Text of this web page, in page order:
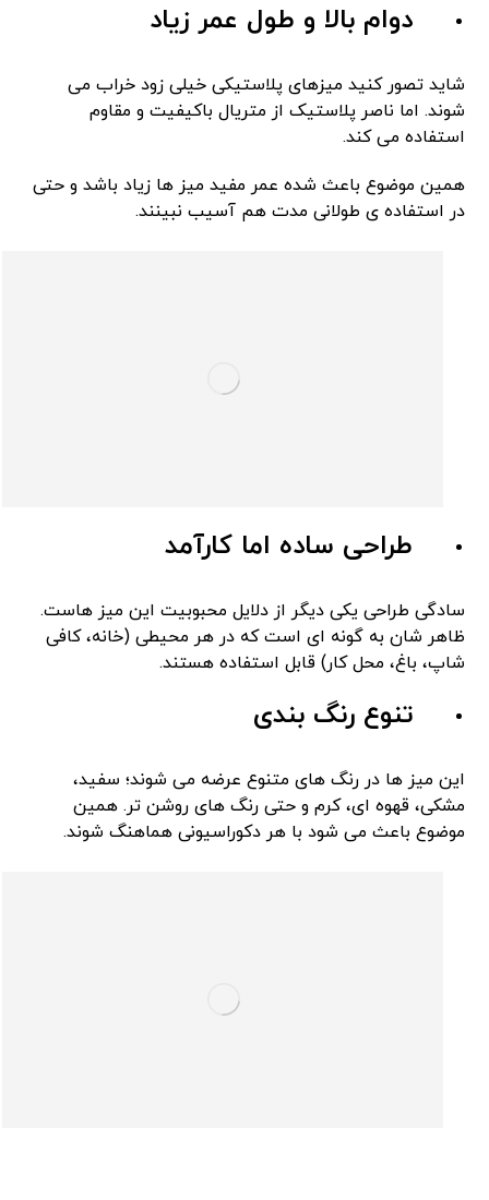
دوام بالا و طول عمر زیاد
شاید تصور کنید میزهای پلاستیکی خیلی زود خراب می
‌شوند. اما ناصر پلاستیک از متریال باکیفیت و مقاوم
استفاده می ‌کند.
همین موضوع باعث شده عمر مفید میز ها زیاد باشد و حتی
در استفاده‌ ی طولانی مدت هم آسیب نبینند.
طراحی ساده اما کارآمد
سادگی طراحی یکی دیگر از دلایل محبوبیت این میز هاست.
ظاهر شان به گونه ‌ای است که در هر محیطی (خانه، کافی‌
شاپ، باغ، محل کار) قابل استفاده هستند.
تنوع رنگ ‌بندی
این میز ها در رنگ ‌های متنوع عرضه می ‌شوند؛ سفید،
مشکی، قهوه ‌ای، کرم و حتی رنگ‌ های روشن ‌تر. همین
موضوع باعث می‌ شود با هر دکوراسیونی هماهنگ شوند.